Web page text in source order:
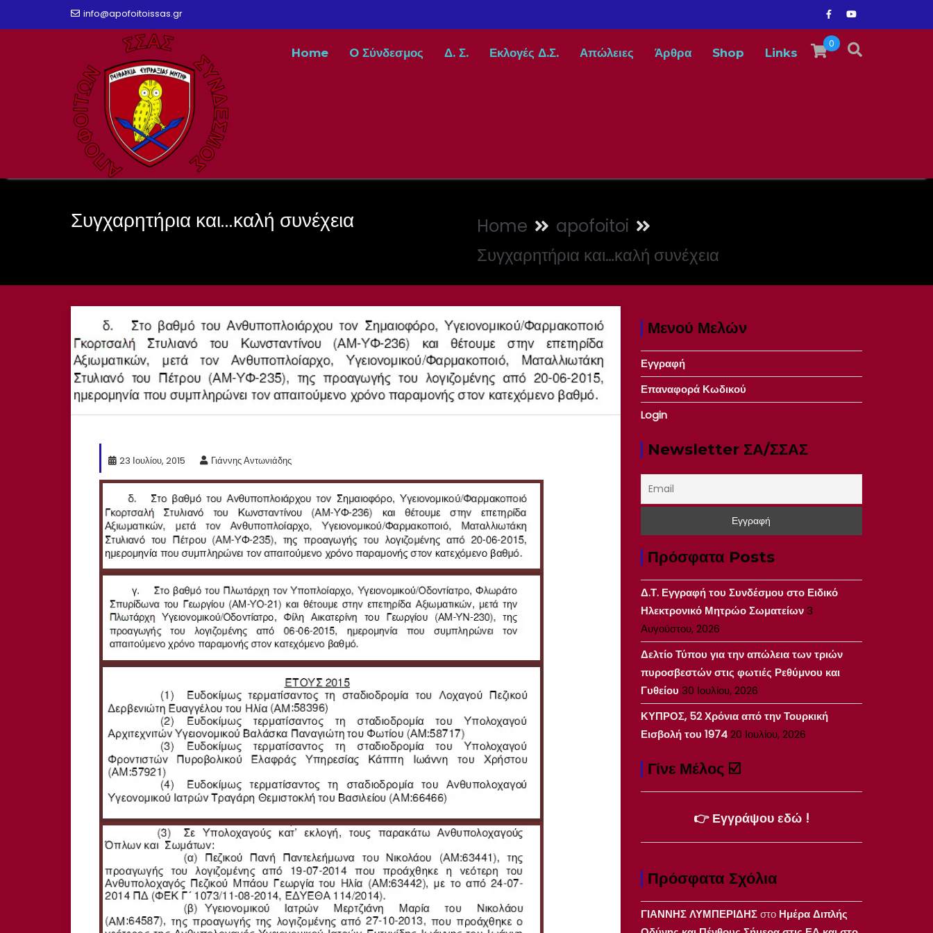
info@apofoitoissas.gr
0
Home O Σύνδεσμος Δ. Σ. Εκλογές Δ.Σ. Απώλειες Άρθρα Shop Links
Συγχαρητήρια και…καλή συνέχεια Home
apofoitoi
Συγχαρητήρια και…καλή συνέχεια
23 Ιουλίου, 2015 Γιάννης Αντωνιάδης
Μενού Μελών
Εγγραφή
Επαναφορά Κωδικού
Login
Newsletter ΣΑ/ΣΣΑΣ
Πρόσφατα Posts
Δ.Τ. Εγγραφή του Συνδέσμου στο Ειδικό
Ηλεκτρονικό Μητρώο Σωματείων3
Αυγούστου, 2026
Δελτίο Τύπου για την απώλεια των τριών
πυροσβεστών στις φωτιές Ρεθύμνου και
Γυθείου 30 Ιουλίου, 2026
ΚΥΠΡΟΣ, 52 Χρόνια από την Τουρκική
Εισβολή του 197420 Ιουλίου, 2026
Γίνε Μέλος ☑️
👉 Εγγράψου εδώ !
Πρόσφατα Σχόλια
ΓΙΑΝΝΗΣ ΛΥΜΠΕΡΙΔΗΣστο Ημέρα Διπλής